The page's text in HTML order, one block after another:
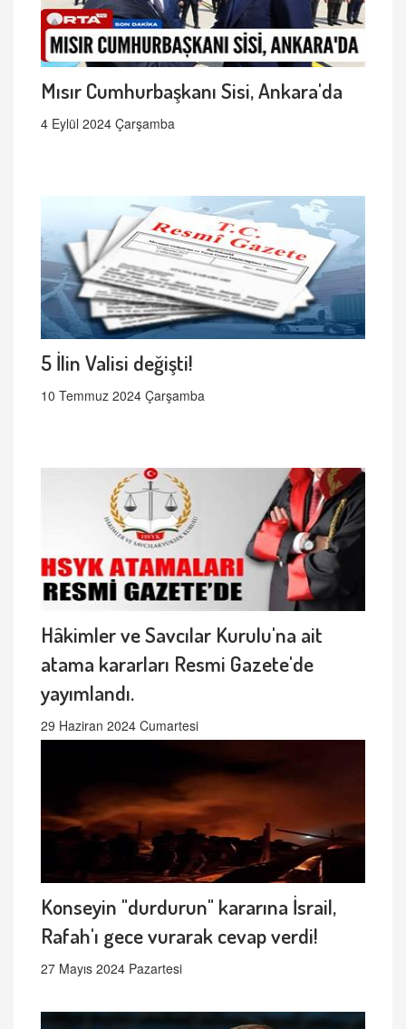
Mısır Cumhurbaşkanı Sisi, Ankara'da
4 Eylül 2024 Çarşamba
5 İlin Valisi değişti!
10 Temmuz 2024 Çarşamba
Hâkimler ve Savcılar Kurulu'na ait
atama kararları Resmi Gazete'de
yayımlandı.
29 Haziran 2024 Cumartesi
Konseyin "durdurun" kararına İsrail,
Rafah'ı gece vurarak cevap verdi!
27 Mayıs 2024 Pazartesi